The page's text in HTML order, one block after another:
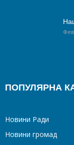
ПОПУЛЯРНА
Новини Ради
Новини громад